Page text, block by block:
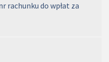
rachunku do wpłat za